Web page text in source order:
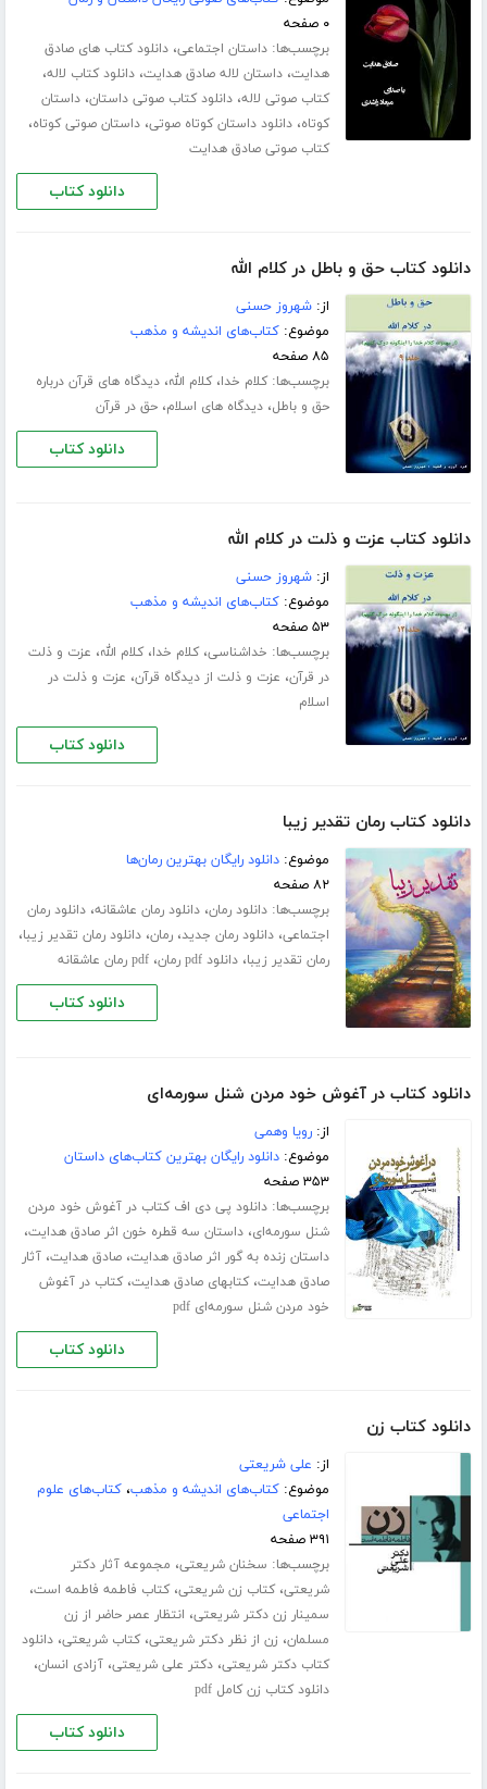
۰ صفحه
برچسب‌ها:داستان اجتماعی،دانلود کتاب های صادق
هدایت،داستان لاله صادق هدایت،دانلود کتاب لاله،
کتاب صوتی لاله،دانلود کتاب صوتی داستان،داستان
کوتاه،دانلود داستان کوتاه صوتی،داستان صوتی کوتاه،
کتاب صوتی صادق هدایت
دانلود کتاب
دانلود کتاب حق و باطل در کلام الله
از:شهروز حسنی
موضوع:کتاب‌های اندیشه و مذهب
۸۵ صفحه
برچسب‌ها:کلام خدا،کلام الله،دیدگاه های قرآن درباره
حق و باطل،دیدگاه های اسلام،حق در قرآن
دانلود کتاب
دانلود کتاب عزت و ذلت در کلام الله
از:شهروز حسنی
موضوع:کتاب‌های اندیشه و مذهب
۵۳ صفحه
برچسب‌ها: خداشناسی،کلام خدا،کلام الله، عزت و ذلت
در قرآن، عزت و ذلت از دیدگاه قرآن، عزت و ذلت در
اسلام
دانلود کتاب
دانلود کتاب رمان تقدیر زیبا
موضوع:دانلود رایگان بهترین رمان‌ها
۸۲ صفحه
برچسب‌ها:دانلود رمان،دانلود رمان عاشقانه،دانلود رمان
اجتماعی،دانلود رمان جدید،رمان،دانلود رمان تقدیر زیبا،
رمان تقدیر زیبا،دانلود pdf رمان ،pdf رمان عاشقانه
دانلود کتاب
دانلود کتاب در آغوش خود مردن شنل سورمه‌ای
از:رویا وهمی
موضوع:دانلود رایگان بهترین کتاب‌های داستان
۳۵۳ صفحه
برچسب‌ها:دانلود پی دی اف کتاب در آغوش خود مردن
شنل سورمه‌ای،داستان سه قطره خون اثر صادق هدایت،
داستان زنده به گور اثر صادق هدایت،صادق هدایت،آثار
صادق هدایت،کتابهای صادق هدایت،کتاب در آغوش
خود مردن شنل سورمه‌ای pdf
دانلود کتاب
دانلود کتاب زن
از: علی شریعتی
موضوع:کتاب‌های اندیشه و مذهب،کتاب‌های علوم
اجتماعی
۳۹۱ صفحه
برچسب‌ها: سخنان شریعتی، مجموعه آثار دکتر
شریعتی،کتاب زن شریعتی،کتاب فاطمه فاطمه است،
سمینار زن دکتر شریعتی، انتظار عصر حاضر از زن
مسلمان، زن از نظر دکتر شریعتی،کتاب شریعتی،دانلود
کتاب دکتر شریعتی،دکتر علی شریعتی،آزادی انسان،
دانلود کتاب زن کامل pdf
دانلود کتاب